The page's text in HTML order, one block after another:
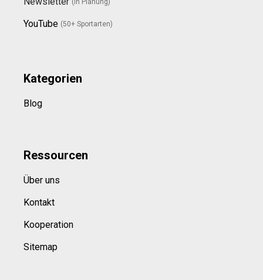
(in Planung)
YouTube (50+ Sportarten)
Kategorien
Blog
Ressourcen
Über uns
Kontakt
Kooperation
Sitemap